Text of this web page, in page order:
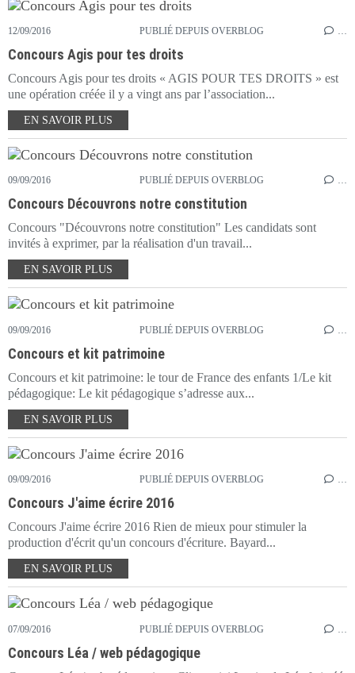
12/09/2016 PUBLIÉ DEPUIS OVERBLOG …
Concours Agis pour tes droits
Concours Agis pour tes droits « AGIS POUR TES DROITS » est
une opération créée il y a vingt ans par l’association...
EN SAVOIR PLUS
09/09/2016 PUBLIÉ DEPUIS OVERBLOG …
Concours Découvrons notre constitution
Concours "Découvrons notre constitution" Les candidats sont
invités à exprimer, par la réalisation d'un travail...
EN SAVOIR PLUS
09/09/2016 PUBLIÉ DEPUIS OVERBLOG
Concours et kit patrimoine
Concours et kit patrimoine: le tour de France des enfants 1/Le kit
pédagogique: Le kit pédagogique s’adresse aux...
EN SAVOIR PLUS
09/09/2016 PUBLIÉ DEPUIS OVERBLOG …
Concours J'aime écrire 2016
Concours J'aime écrire 2016 Rien de mieux pour stimuler la
production d'écrit qu'un concours d'écriture. Bayard...
EN SAVOIR PLUS
07/09/2016 PUBLIÉ DEPUIS OVERBLOG
Concours Léa / web pédagogique